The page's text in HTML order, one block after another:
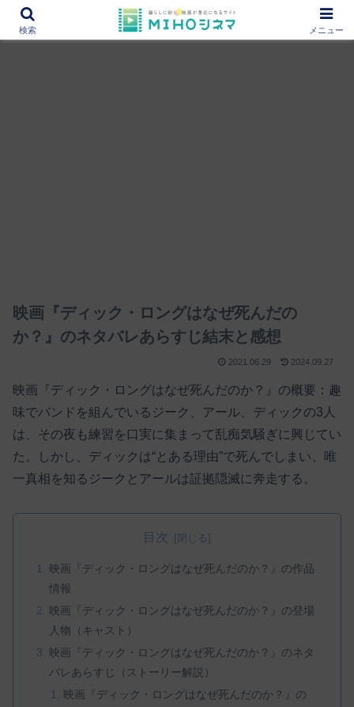
12000作品を紹介！あなたの映画図書館『MIHOシネマ』
映画『ディック・ロングはなぜ死んだの
か？』のネタバレあらすじ結末と感想
2021.06.29 2024.09.27
映画『ディック・ロングはなぜ死んだのか？』の概要：趣
味でバンドを組んでいるジーク、アール、ディックの3人
は、その夜も練習を口実に集まって乱痴気騒ぎに興じてい
た。しかし、ディックは“とある理由”で死んでしまい、唯
一真相を知るジークとアールは証拠隠滅に奔走する。
目次
映画『ディック・ロングはなぜ死んだのか？』の作品
情報
映画『ディック・ロングはなぜ死んだのか？』の登場
人物（キャスト）
映画『ディック・ロングはなぜ死んだのか？』のネタ
バレあらすじ（ストーリー解説）
映画『ディック・ロングはなぜ死んだのか？』の
検索 メニュー